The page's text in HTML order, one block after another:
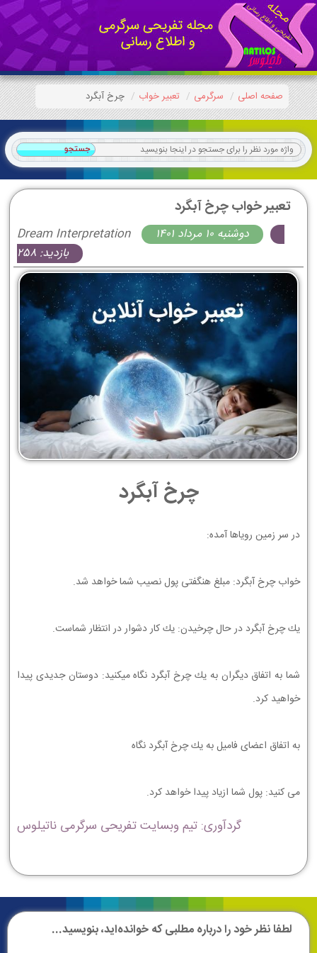
صفحه اصلی سرگرمی تعبیر خواب چرخ آبگرد
تعبیر خواب چرخ آبگرد
Dream Interpretation
دوشنبه 10 مرداد 1401
بازدید: 258
چرخ آبگرد
ﺩﺭ ﺳﺮ ﺯﻣﻴﻦ ﺭﻭﻳﺎﻫﺎ ﺁﻣﺪﻩ:
ﺧﻮﺍﺏ ﭼﺮﺥ ﺁﺑﮕﺮﺩ: ﻣﺒﻠﻎ ﻫﻨﮕﻔﺘﻲ ﭘﻮﻝ ﻧﺼﻴﺐ ﺷﻤﺎ ﺧﻮﺍﻫﺪ ﺷﺪ.
ﻳﻚ ﭼﺮﺥ ﺁﺑﮕﺮﺩ ﺩﺭ ﺣﺎﻝ ﭼﺮﺧﻴﺪﻥ: ﻳﻚ ﻛﺎﺭ ﺩﺷﻮﺍﺭ ﺩﺭ ﺍﻧﺘﻈﺎﺭ ﺷﻤﺎﺳﺖ.
ﺷﻤﺎ ﺑﻪ ﺍﺗﻔﺎﻕ ﺩﻳﮕﺮﺍﻥ ﺑﻪ ﻳﻚ ﭼﺮﺥ ﺁﺑﮕﺮﺩ ﻧﮕﺎﻩ ﻣﻴﻜﻨﻴﺪ: ﺩﻭﺳﺘﺎﻥ ﺟﺪﻳﺪﻱ ﭘﻴﺪﺍ
ﺧﻮﺍﻫﻴﺪ ﻛﺮﺩ.
ﺑﻪ ﺍﺗﻔﺎﻕ ﺍﻋﻀﺎﻱ ﻓﺎﻣﻴﻞ ﺑﻪ ﻳﻚ ﭼﺮﺥ ﺁﺑﮕﺮﺩ ﻧﮕﺎﻩ
ﻣﻲ ﻛﻨﻴﺪ: ﭘﻮﻝ ﺷﻤﺎ ﺍﺯﻳﺎﺩ ﭘﻴﺪﺍ ﺧﻮﺍﻫﺪ ﻛﺮﺩ.
گردآوری: تیم وبسایت تفریحی سرگرمی ناتیلوس
لطفا نظر خود را درباره مطلبی که خوانده‌اید، بنویسید...